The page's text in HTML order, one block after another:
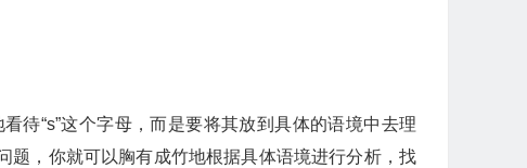
待“s”这个字母，而是要将其放到具体的语境中去理
题，你就可以胸有成竹地根据具体语境进行分析，找